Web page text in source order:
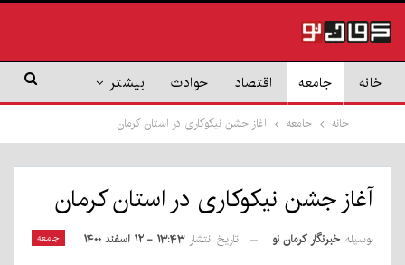
خانه جامعه اقتصاد حوادث بیشتر
خانه جامعه آغاز جشن نیکوکاری در استان کرمان
آغاز جشن نیکوکاری در استان کرمان
جامعه بوسیله خبرنگار کرمان نو تاریخ انتشار ۱۳:۴۳ - ۱۲ اسفند ۱۴۰۰